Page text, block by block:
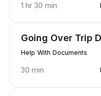
1 hr 30 min
Going Over Trip
Help With Documents
30 min